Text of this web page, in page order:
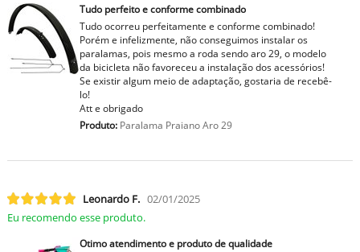
Tudo perfeito e conforme combinado
Tudo ocorreu perfeitamente e conforme combinado!
Porém e infelizmente, não conseguimos instalar os
paralamas, pois mesmo a roda sendo aro 29, o modelo
da bicicleta não favoreceu a instalação dos acessórios!
Se existir algum meio de adaptação, gostaria de recebê-
lo!
Att e obrigado
Produto:Paralama Praiano Aro 29
Leonardo F. 02/01/2025
Eu recomendo esse produto.
Otimo atendimento e produto de qualidade